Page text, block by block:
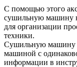
С помощью этого
сушильную машину
для организации
техники.
Сушильную машину
машиной с
информации в